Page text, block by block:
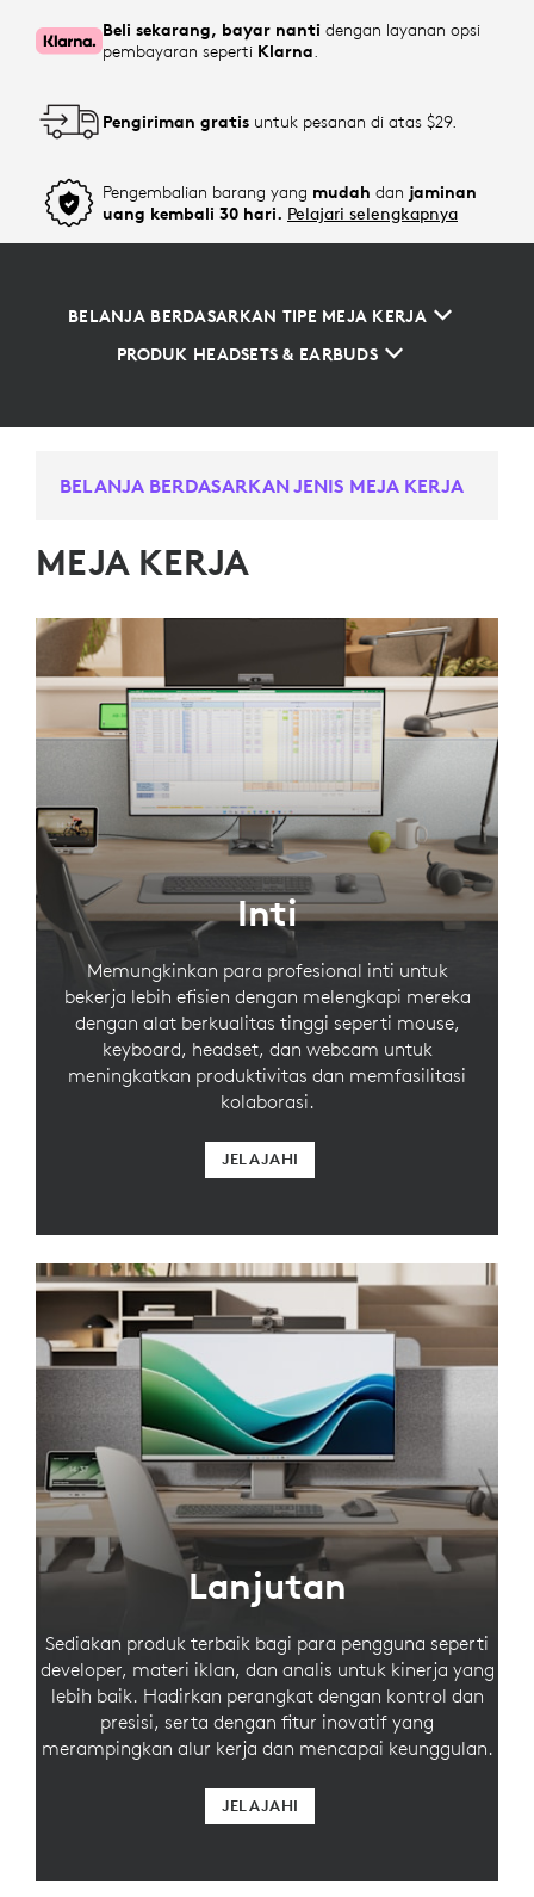
Beli sekarang, bayar nanti dengan layanan opsi
pembayaran seperti Klarna.
Pengiriman gratis untuk pesanan di atas $29.
Pengembalian barang yang mudah dan jaminan
uang kembali 30 hari. Pelajari selengkapnya
BELANJA BERDASARKAN TIPE MEJA KERJA
PRODUK HEADSETS & EARBUDS
BELANJA BERDASARKAN JENIS MEJA KERJA
MEJA KERJA
Inti
Memungkinkan para profesional inti untuk
bekerja lebih efisien dengan melengkapi mereka
dengan alat berkualitas tinggi seperti mouse,
keyboard, headset, dan webcam untuk
meningkatkan produktivitas dan memfasilitasi
kolaborasi.
JELAJAHI
Lanjutan
Sediakan produk terbaik bagi para pengguna seperti
developer, materi iklan, dan analis untuk kinerja yang
lebih baik. Hadirkan perangkat dengan kontrol dan
presisi, serta dengan fitur inovatif yang
merampingkan alur kerja dan mencapai keunggulan.
JELAJAHI